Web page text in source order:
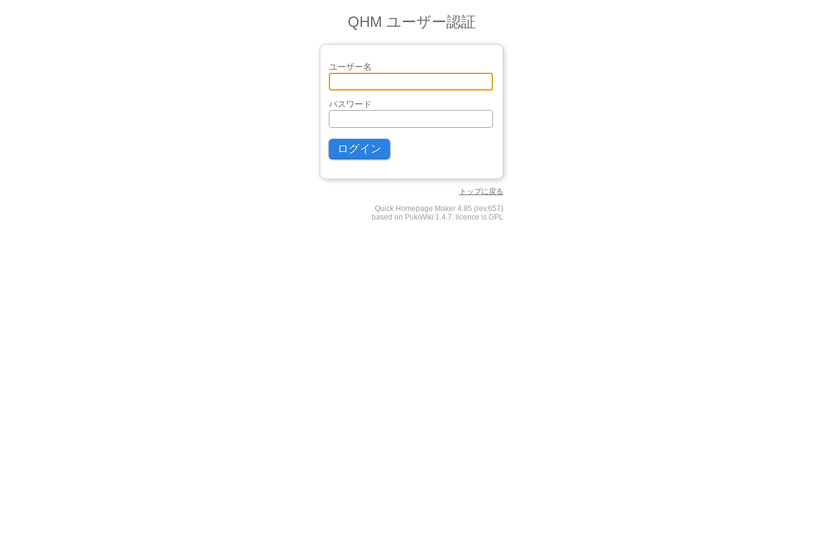
QHM ユーザー認証
ユーザー名
パスワード
トップに戻る
Quick Homepage Maker 4.85 (rev.657)
based on PukiWiki 1.4.7. licence is GPL